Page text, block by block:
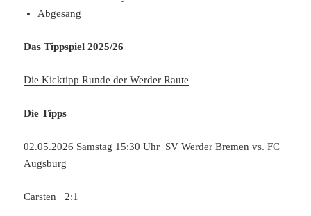
Abgesang
Das Tippspiel 2025/26
Die Kicktipp Runde der Werder Raute
Die Tipps
02.05.2026 Samstag 15:30 Uhr SV Werder Bremen vs. FC
Augsburg
Carsten 2:1